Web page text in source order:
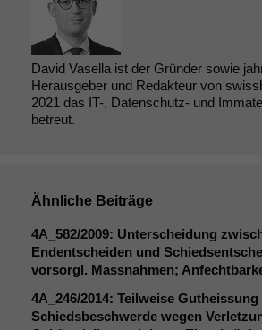
David Vasella ist der Gründer sowie
Herausgeber und Redakteur von
2021 das IT-, Datenschutz- und
betreut.
Ähnliche Beiträge
4A_582/2009: Unterscheidung
Endentscheiden und
vorsorgl. Massnahmen;
4A_246/2014: Teilweise Gutheissung
Schiedsbeschwerde wegen